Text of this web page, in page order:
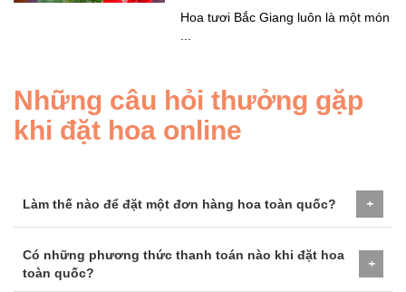
Hoa tươi Bắc Giang luôn là một món
...
Những câu hỏi thưởng gặp
khi đặt hoa online
Làm thế nào để đặt một đơn hàng hoa toàn quốc? +
Có những phương thức thanh toán nào khi đặt hoa
toàn quốc?
+